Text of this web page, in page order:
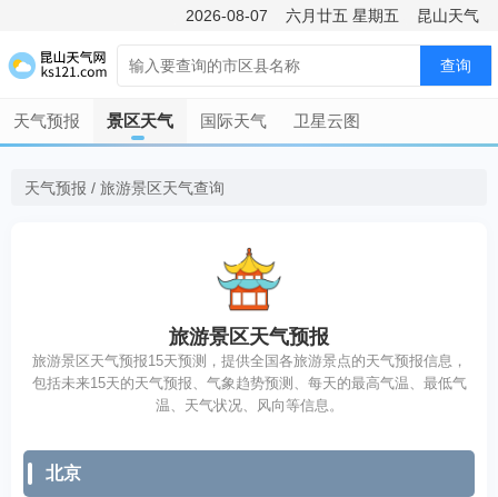
2026-08-07 六月廿五 星期五 昆山天气
查询
天气预报 景区天气 国际天气 卫星云图
天气预报 / 旅游景区天气查询
旅游景区天气预报
旅游景区天气预报15天预测，提供全国各旅游景点的天气预报信息，
包括未来15天的天气预报、气象趋势预测、每天的最高气温、最低气
温、天气状况、风向等信息。
北京